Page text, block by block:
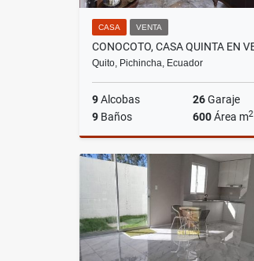
CASA VENTA
Quito, Pichincha, Ecuador
9Alcobas 26Garaje
9 Baños 600Área m2
US$301,500